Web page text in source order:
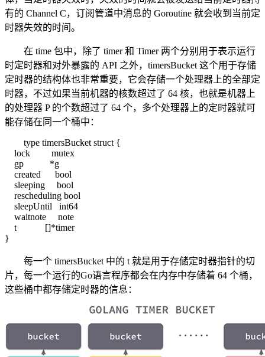
有的 Channel C，订阅管道中消息的 Goroutine 就会收到当前定
时器失效的时间。
在 time 包中，除了 timer 和 Timer 两个分别用于表示运行
时定时器和对外暴露的 API 之外，timersBucket 这个用于存储
定时器的结构体也非常重要，它会存储一个处理器上的全部定
时器，不过如果当前机器的核数超过了 64 核，也就是机器上
的处理器 P 的个数超过了 64 个，多个处理器上的定时器就可
能存储在同一个桶中：
type timersBucket struct {
lock mutex
gp *g
created bool
sleeping bool
rescheduling bool
sleepUntil int64
waitnote note
t []*timer
}
每一个 timersBucket 中的 t 就是用于存储定时器指针的切
片，每一个运行的Go语言程序都会在内存中存储着 64 个桶，
这些桶中都存储定时器的信息：